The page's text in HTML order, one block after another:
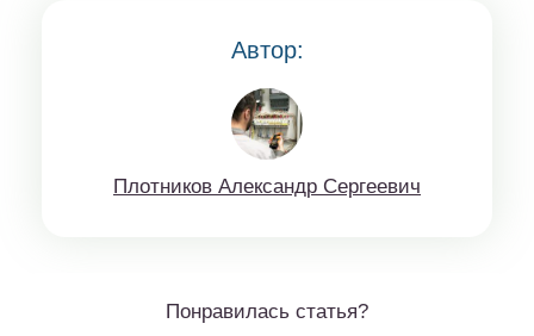
Автор:
Плoтникoв Aлeксaндр Сeргeeвич
Понравилась статья?